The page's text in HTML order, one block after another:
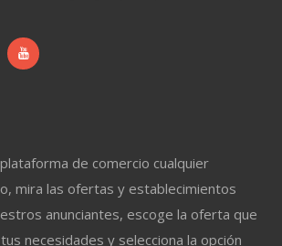
de comercio cualquier
mira las ofertas y establecimientos
anunciantes, escoge la oferta que
necesidades y selecciona la opción